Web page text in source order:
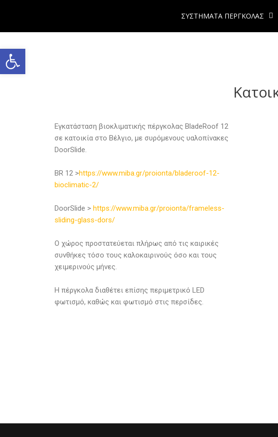
ΣΥΣΤΗΜΑΤΑ ΠΕΡΓΚΟΛΑΣ
Εγκατάσταση βιοκλιματικής πέργκολας BladeRoof 12
σε κατοικία στο Βέλγιο, με συρόμενους υαλοπίνακες
DoorSlide.
BR 12 >https://www.miba.gr/proionta/bladeroof-12-
bioclimatic-2/
DoorSlide > https://www.miba.gr/proionta/frameless-
sliding-glass-dors/
Ο χώρος προστατεύεται πλήρως από τις καιρικές
συνθήκες τόσο τους καλοκαιρινούς όσο και τους
χειμερινούς μήνες.
Η πέργκολα διαθέτει επίσης περιμετρικό LED
φωτισμό, καθώς και φωτισμό στις περσίδες.
Ανοίξτε τη γραμμή εργαλείων